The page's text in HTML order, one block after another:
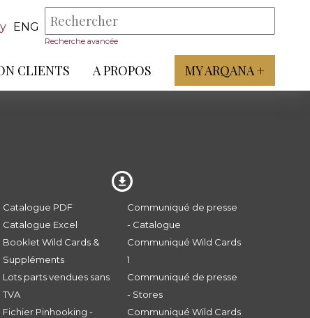
ENG
Recherche avancée
CLIENTS A PROPOS MY ARQANA +
Catalogue PDF
Catalogue Excel
Booklet Wild Cards &
Suppléments
Lots parts vendues sans
TVA
Fichier Pinhooking -
Communiqué de presse
- Catalogue
Communiqué Wild Cards
1
Communiqué de presse
- Stores
Communiqué Wild Cards